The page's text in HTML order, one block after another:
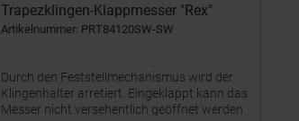
Trapezklingen-Klappmesser "Rex"
Artikelnummer: PRT84120SW-SW
Durch den Feststellmechanismus wird der
Klingenhalter arretiert. Eingeklappt kann das
Messer nicht versehentlich geöffnet werden